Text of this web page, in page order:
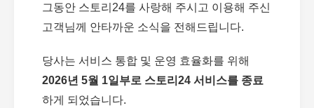
그동안 스토리24를 사랑해 주시고 이용해 주신
고객님께 안타까운 소식을 전해드립니다.
당사는 서비스 통합 및 운영 효율화를 위해
2026년 5월 1일부로 스토리24 서비스를 종료
하게 되었습니다.